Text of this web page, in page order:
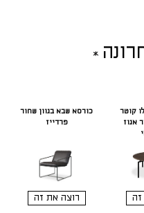
קוטר
אגוז
זה
כורסא שבא בגוון שחור
פרדייז
רוצה את זה